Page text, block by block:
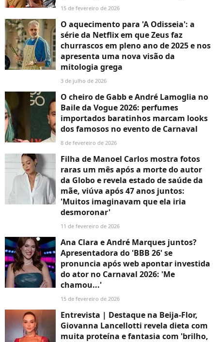
15 de fevereiro de 2026
O aquecimento para 'A Odisseia': a
série da Netflix em que Zeus faz
churrascos em pleno ano de 2025 e nos
apresenta uma nova visão da
mitologia grega
3 de julho de 2026
O cheiro de Gabb e André Lamoglia no
Baile da Vogue 2026: perfumes
importados baratinhos marcam looks
dos famosos no evento de Carnaval
8 de fevereiro de 2026
Filha de Manoel Carlos mostra fotos
raras um mês após a morte do autor
da Globo e revela estado de saúde da
mãe, viúva após 47 anos juntos:
'Muitos imaginavam que ela iria
desmoronar'
11 de fevereiro de 2026
Ana Clara e André Marques juntos?
Apresentadora do 'BBB 26' se
pronuncia após web apontar investida
do ator no Carnaval 2026: 'Me
chamou...'
15 de fevereiro de 2026
Entrevista | Destaque na Beija-Flor,
Giovanna Lancellotti revela dieta com
muita proteína e fantasia com 'brilho,